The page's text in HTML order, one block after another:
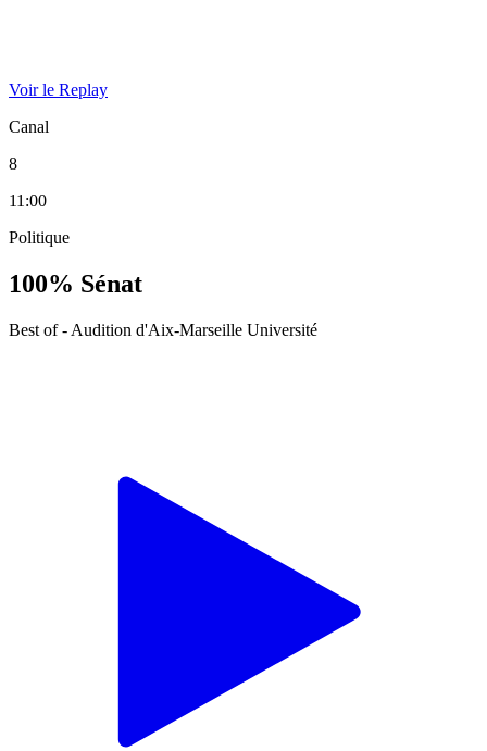
Voir le Replay
Canal
8
11:00
Politique
100% Sénat
Best of - Audition d'Aix-Marseille Université